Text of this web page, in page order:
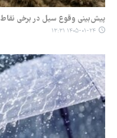
پیش‌بینی وقوع سیل در برخی
۱۴۰۵-۰۱-۲۴ ۱۳:۳۱